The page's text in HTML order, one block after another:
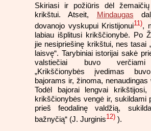
Skiriasi ir požiūris dėl žemaičių
krikštui. Atseit, Mindaugas
dovanojo vyskupui Kristijonui11),
labiau išplitusi krikščionybė. Po
jie nesipriešinę krikštui, nes tasai
laisvę“. Tarybiniai istorijai sakė
valstiečiai buvo verčiami
„Krikščionybės įvedimas
bajorams ir, žinoma, nenaudingas
Todėl bajorai lengvai
krikščionybės vengė ir, sukildami
prieš feodalinę valdžią,
bažnyčią“ (J. Jurginis12) ).